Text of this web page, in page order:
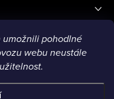
umožnili pohodlné
webu neustále